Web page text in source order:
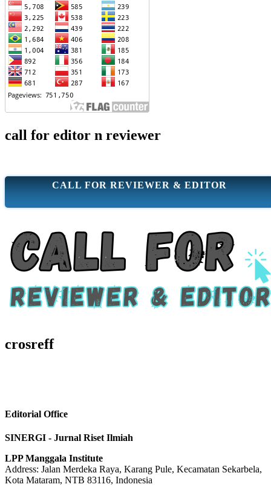
call for editor n reviewer
CALL FOR REVIEWER & EDITOR
crosreff
Editorial Office
SINERGI - Jurnal Riset Ilmiah
LPP Manggala Institute
Address: Jalan Merdeka Raya, Karang Pule, Kecamatan Sekarbela,
Kota Mataram, NTB 83116, Indonesia